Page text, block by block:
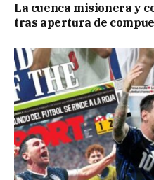
La cuenca misionera y
tras apertura de